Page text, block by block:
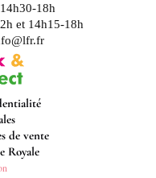
18h
et 14h15-18h
de vente
Royale